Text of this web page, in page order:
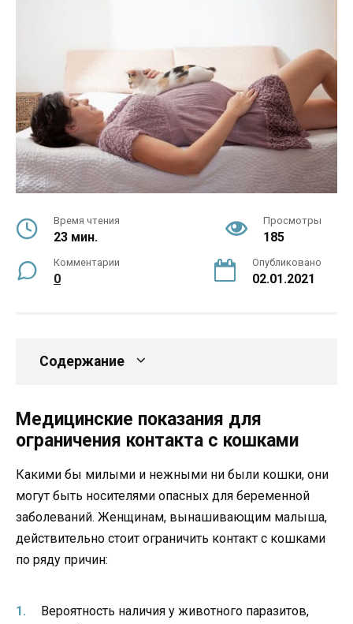
Время чтения
23 мин.
Просмотры
185
Комментарии
0
Опубликовано
02.01.2021
Содержание
Медицинские показания для
ограничения контакта с кошками
Какими бы милыми и нежными ни были кошки, они
могут быть носителями опасных для беременной
заболеваний. Женщинам, вынашивающим малыша,
действительно стоит ограничить контакт с кошками
по ряду причин:
Вероятность наличия у животного паразитов,